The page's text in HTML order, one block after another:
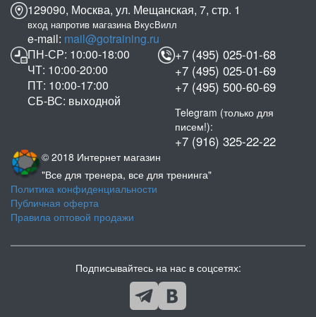
129090, Москва, ул. Мещанская, 7, стр. 1
вход напротив магазина ВкусВилл
e-mail: mail@gotraining.ru
ПН-СР: 10:00-18:00
ЧТ: 10:00-20:00
ПТ: 10:00-17:00
СБ-ВС: выходной
+7 (495) 025-01-68
+7 (495) 025-01-69
+7 (495) 500-60-69
Telegram (только для
писем!):
+7 (916) 325-22-22
© 2018 Интернет магазин
"Все для тренера, все для тренинга"
Политика конфиденциальности
Публичная оферта
Правила оптовой продажи
Подписывайтесь на нас в соцсетях: